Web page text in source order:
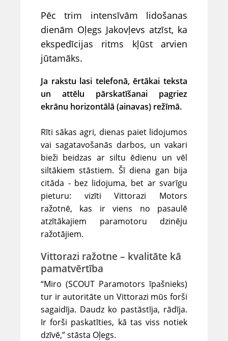
Pēc trim intensīvām lidošanas
dienām Oļegs Jakovļevs atzīst, ka
ekspedīcijas ritms kļūst arvien
jūtamāks.
Ja rakstu lasi telefonā, ērtākai teksta
un attēlu pārskatīšanai pagriez
ekrānu horizontālā (ainavas) režīmā.
Rīti sākas agri, dienas paiet lidojumos
vai sagatavošanās darbos, un vakari
bieži beidzas ar siltu ēdienu un vēl
siltākiem stāstiem. Šī diena gan bija
citāda - bez lidojuma, bet ar svarīgu
pieturu: vizīti Vittorazi Motors
ražotnē, kas ir viens no pasaulē
atzītākajiem paramotoru dzinēju
ražotājiem.
Vittorazi ražotne – kvalitāte kā
pamatvērtība
“Miro (SCOUT Paramotors īpašnieks)
tur ir autoritāte un Vittorazi mūs forši
sagaidīja. Daudz ko pastāstīja, rādīja.
Ir forši paskatīties, kā tas viss notiek
dzīvē,” stāsta Oļegs.